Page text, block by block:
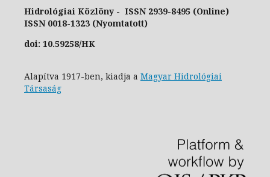
Hidrológiai Közlöny - ISSN 2939-8495 (Online)
ISSN 0018-1323 (Nyomtatott)
doi: 10.59258/HK
Alapítva 1917-ben, kiadja a Magyar Hidrológiai
Társaság